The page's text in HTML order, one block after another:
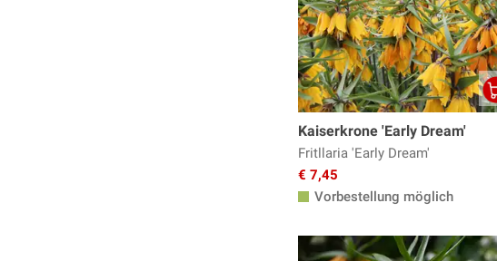
Kaiserkrone 'Early Dream'
Fritllaria 'Early Dream'
€ 7,45
Vorbestellung möglich